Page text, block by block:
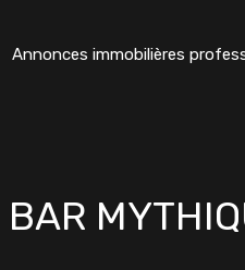
Annonces immobilières